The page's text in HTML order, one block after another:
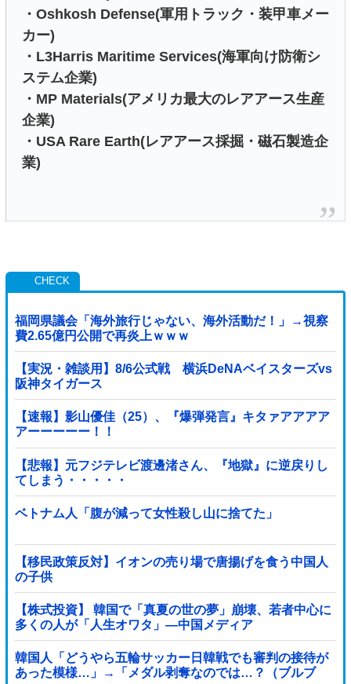
・Oshkosh Defense(軍用トラック・装甲車メー
カー)
・L3Harris Maritime Services(海軍向け防衛シ
ステム企業)
・MP Materials(アメリカ最大のレアアース生産
企業)
・USA Rare Earth(レアアース採掘・磁石製造企
業)
福岡県議会「海外旅行じゃない、海外活動だ！」→視察
費2.65億円公開で再炎上ｗｗｗ
【実況・雑談用】8/6公式戦 横浜DeNAベイスターズvs
阪神タイガース
【速報】影山優佳（25）、『爆弾発言』キタァアアアア
アーーーーー！！
【悲報】元フジテレビ渡邊渚さん、『地獄』に逆戻りし
てしまう・・・・・
ベトナム人「腹が減って女性殺し山に捨てた」
【移民政策反対】イオンの売り場で唐揚げを食う中国人
の子供
【株式投資】 韓国で「真夏の世の夢」崩壊、若者中心に
多くの人が「人生オワタ」―中国メディア
韓国人「どうやら五輪サッカー日韓戦でも審判の接待が
あった模様…」→「メダル剥奪なのでは…？（ブルブ